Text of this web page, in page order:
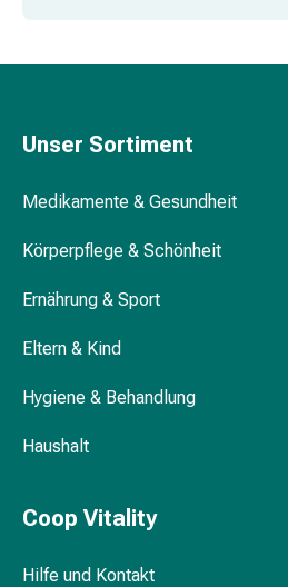
und
Medikamente
Körperpflege
Schönheit
Pflegemasken
Kosmetiktücher
Kosmetikbedarf
Tampons & Binden
Waschlotions &
Intimpflegetücher &
Unser Sortiment
Medikamente & Gesundheit
Körperpflege & Schönheit
Ernährung & Sport
Eltern & Kind
Hygiene & Behandlung
Haushalt
Coop Vitality
Hilfe und Kontakt